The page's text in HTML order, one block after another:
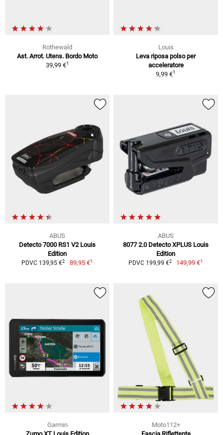
Rothewald
Ast. Arrot. Utens. Bordo Moto
39,99 €1
Louis
Leva riposa polso per
acceleratore
9,99 €1
ABUS
Detecto 7000 RS1 V2 Louis
Edition
PDVC 139,95 €2 89,95 €1
ABUS
8077 2.0 Detecto XPLUS Louis
Edition
PDVC 199,99 €2 149,99 €1
Garmin
Moto112+